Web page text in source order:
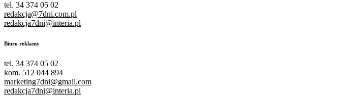
tel. 34 374 05 02
redakcja@7dni.com.pl
redakcja7dni@interia.pl
Biuro reklamy
tel. 34 374 05 02
kom. 512 044 894
marketing7dni@gmail.com
redakcja7dni@interia.pl